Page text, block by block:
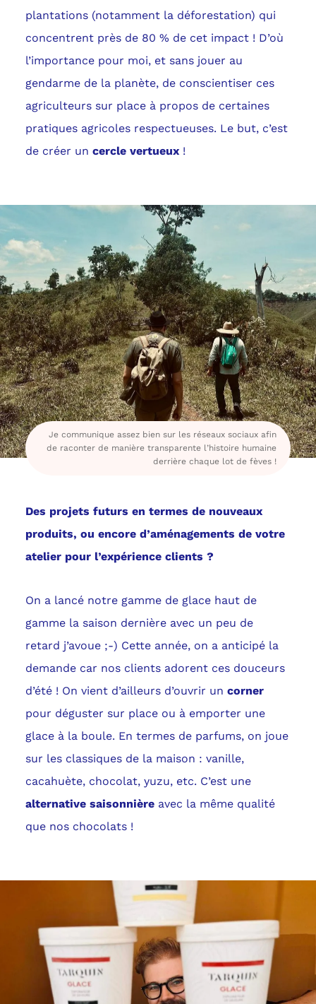
plantations (notamment la déforestation) qui
concentrent près de 80 % de cet impact ! D’où
l’importance pour moi, et sans jouer au
gendarme de la planète, de conscientiser ces
agriculteurs sur place à propos de certaines
pratiques agricoles respectueuses. Le but, c’est
de créer un cercle vertueux!
Je communique assez bien sur les réseaux sociaux afin
de raconter de manière transparente l’histoire humaine
derrière chaque lot de fèves !
Des projets futurs en termes de nouveaux
produits, ou encore d’aménagements de votre
atelier pour l’expérience clients ?
On a lancé notre gamme de glace haut de
gamme la saison dernière avec un peu de
retard j’avoue ;-) Cette année, on a anticipé la
demande car nos clients adorent ces douceurs
d’été ! On vient d’ailleurs d’ouvrir un corner
pour déguster sur place ou à emporter une
glace à la boule. En termes de parfums, on joue
sur les classiques de la maison : vanille,
cacahuète, chocolat, yuzu, etc. C’est une
alternative saisonnièreavec la même qualité
que nos chocolats !